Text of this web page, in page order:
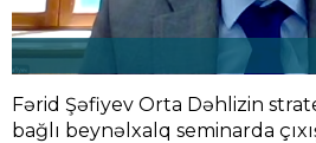
Fərid Şəfiyev Orta Dəhlizin
bağlı beynəlxalq seminarda